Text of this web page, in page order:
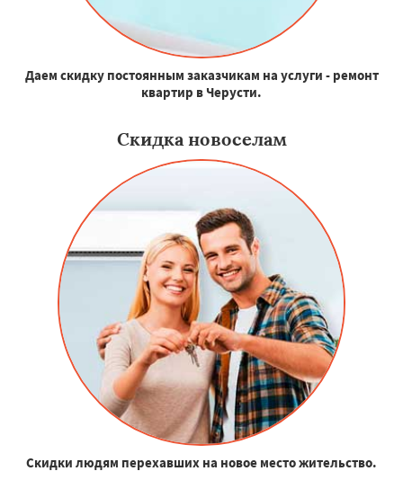
Даем скидку постоянным заказчикам на услуги - ремонт
квартир в Черусти.
Скидка новоселам
Скидки людям перехавших на новое место жительство.